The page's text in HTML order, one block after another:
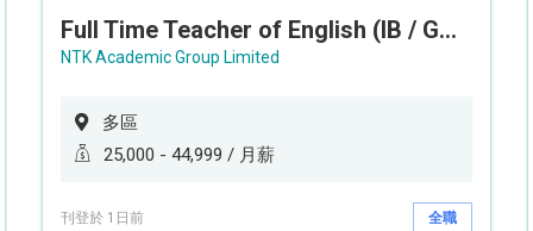
Full Time Teacher of English (IB / GCEAL /IGCSE)
NTK Academic Group Limited
多區
25,000 - 44,999 / 月薪
刊登於 1日前 全職